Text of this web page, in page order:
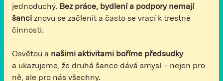
jednoduchý. Bez práce, bydlení a podpory nemají
šanci znovu se začlenit a často se vrací k trestné
činnosti.
Osvětou a našimi aktivitami boříme předsudky
a ukazujeme, že druhá šance dává smysl – nejen pro
ně, ale pro nás všechny.